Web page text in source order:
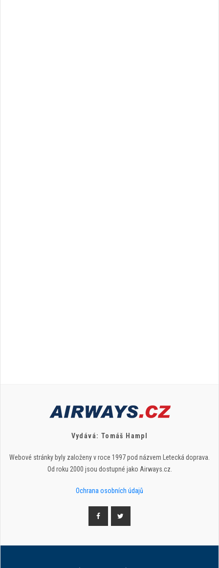
Vydává: Tomáš Hampl
Webové stránky byly založeny v roce 1997 pod názvem Letecká doprava.
Od roku 2000 jsou dostupné jako Airways.cz.
Ochrana osobních údajů